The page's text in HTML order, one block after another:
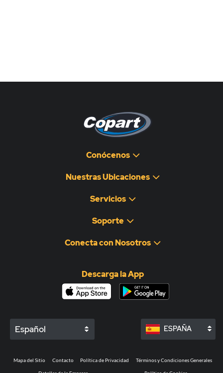
Conócenos
Nuestras Ubicaciones
Servicios
Soporte
Conecta con Nosotros
Descarga la App
Español ESPAÑA
Mapa del Sitio Contacto Política de Privacidad Términos y Condiciones Generales